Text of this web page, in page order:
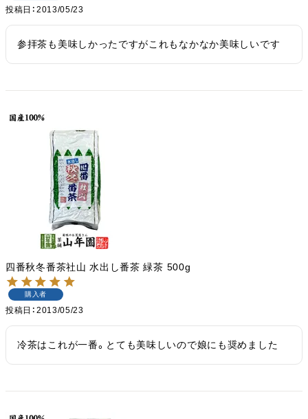
投稿日 2013/05/23
参拝茶も美味しかったですがこれもなかなか美味しいです
四番秋冬番茶社山 水出し番茶 緑茶 500g
購入者
投稿日 2013/05/23
冷茶はこれが一番。とても美味しいので娘にも奨めました